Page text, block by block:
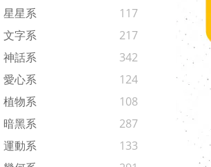
星星系
117
文字系
217
神話系
342
愛心系
124
植物系
108
暗黑系
287
運動系
133